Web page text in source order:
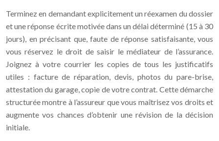
Terminez en demandant explicitement un réexamen du dossier
et une réponse écrite motivée dans un délai déterminé (15 à 30
jours), en précisant que, faute de réponse satisfaisante, vous
vous réservez le droit de saisir le médiateur de l’assurance.
Joignez à votre courrier les copies de tous les justificatifs
utiles : facture de réparation, devis, photos du pare-brise,
attestation du garage, copie de votre contrat. Cette démarche
structurée montre à l’assureur que vous maîtrisez vos droits et
augmente vos chances d’obtenir une révision de la décision
initiale.